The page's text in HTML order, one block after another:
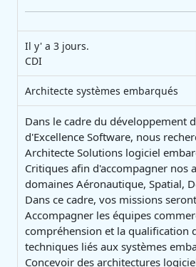
Il y' a 3 jours.
CDI
Architecte systèmes embarqués
Dans le cadre du développement
d'Excellence Software, nous
Architecte Solutions logiciel
Critiques afin d'accompagner nos
domaines Aéronautique, Spatial,
Dans ce cadre, vos missions
Accompagner les équipes
compréhension et la qualification
techniques liés aux systèmes
Concevoir des architectures